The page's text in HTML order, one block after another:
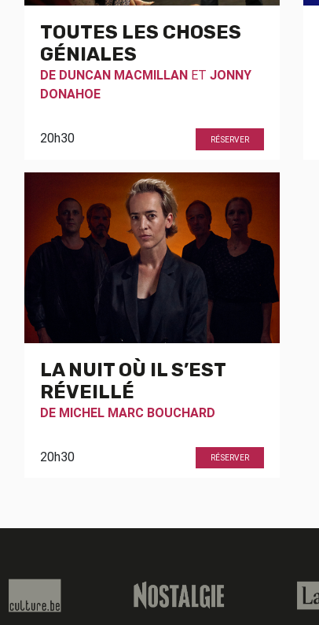
TOUTES LES CHOSES
GÉNIALES
DE DUNCAN MACMILLAN ET JONNY
DONAHOE
20h30 RÉSERVER
LA NUIT OÙ IL S’EST
RÉVEILLÉ
DE MICHEL MARC BOUCHARD
20h30 RÉSERVER